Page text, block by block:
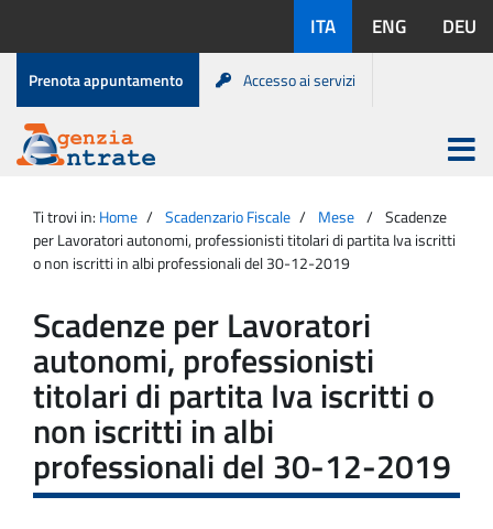
contenuto
disponibili:
ITA ENG DEU
Menu
di
servizio
Prenota appuntamento Accesso ai servizi
Agenzia
Entrate
Apri
menu
principale
Ti trovi in: Home Scadenzario Fiscale Mese
Scadenze
per Lavoratori autonomi, professionisti titolari di partita Iva iscritti
o non iscritti in albi professionali del 30-12-2019
Scadenze per Lavoratori
autonomi, professionisti
titolari di partita Iva iscritti o
non iscritti in albi
professionali del 30-12-2019